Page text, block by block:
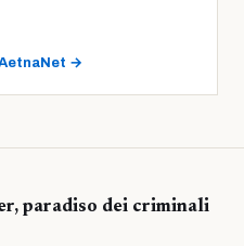
→
paradiso dei criminali